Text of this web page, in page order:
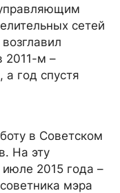
сетей
2011-м –
а год спустя
в Советском
На эту
2015 года –
мэра